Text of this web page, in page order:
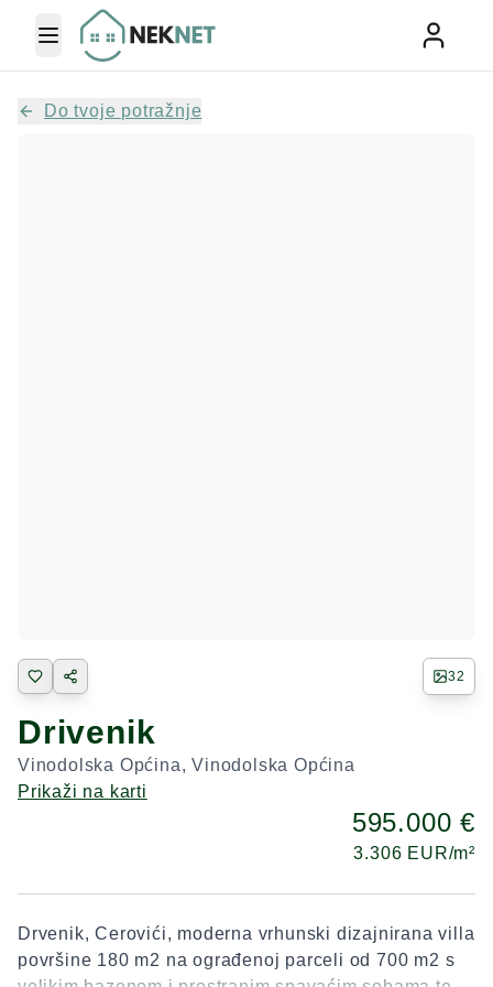
Toggle Menu
Do tvoje potražnje
32
Drivenik
Vinodolska Općina,Vinodolska Općina
Prikaži na karti
595.000 €
3.306 EUR/m²
Drvenik, Cerovići, moderna vrhunski dizajnirana villa
površine 180 m2 na ograđenoj parceli od 700 m2 s